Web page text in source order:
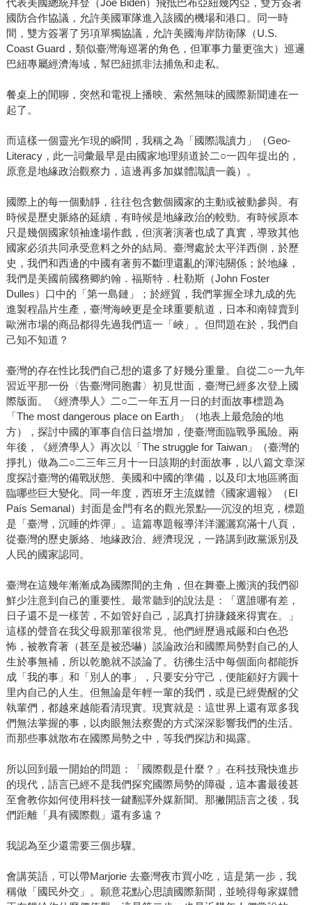
代表美國總統拜登（Joe Biden）飛抵巴布亞紐幾內亞，雙方簽署
國防合作協議，允許美國軍隊進入該國的機場和港口。同一時
間，雙方簽署了另項單獨協議，允許美國海岸防衛隊（U.S.
Coast Guard，類似臺灣海巡署的角色，但軍事力量更強大）巡邏
巴紐專屬經濟海域，幫巴紐抓非法捕魚和走私。
餐桌上的閒聊，突然和電視上播映、索然無味的國際新聞連在一
起了。
而這樣一個靈光乍現的瞬間，我稱之為「國際識讀力」（Geo-
Literacy，此一詞彙最早是由國家地理頻道於二○一四年提出的，
原意是地緣政治觀察力，這邊再多加媒體識讀一義）。
國際上的每一個動靜，往往包含數個國家的主動或被動參與。有
時候是歷史脈絡的延續，有時候是地緣政治的較勁。有時候原本
只是幾個國家領袖逢場作戲，但演著演著也成了真實，導致其他
國家必須共同承受意料之外的結局。臺灣處於太平洋西側，於歷
史，我們和西邊的中國有著剪不斷理還亂的渾沌關係；於地緣，
我們是美國前國務卿約翰．福斯特．杜勒斯（John Foster
Dulles）口中的「第一島鏈」；於經貿，我們掌握全球九成的先
進製程晶片生產，臺灣海峽更是全球重要航道，日本和南韓賣到
歐洲市場的商品都得先過我們這一「峽」。但問題在於，我們自
己知不知道？
臺灣的存在性比我們自己想的還多了好幾分重量。自從二○一九年
習近平那一份〈告臺灣同胞書〉初見世面，臺灣已經多次登上國
際版面。《經濟學人》二○二一年五月一日的封面故事標題為
「The most dangerous place on Earth」（地表上最危險的地
方），探討中國的軍事自信日益增加，使臺灣面臨戰爭風險。兩
年後，《經濟學人》再次以「The struggle for Taiwan」（臺灣的
掙扎）做為二○二三年三月十一日該期的封面故事，以八篇文章深
度探討臺灣的備戰狀態、美國和中國的準備，以及印太地區將面
臨哪些巨大變化。同一年度，西班牙主流媒體《國家週報》（El
País Semanal）封面是金門有名的觀光景點──沉沒的坦克，標題
是「臺灣，沉睡的炸彈」。這篇專題報導洋洋灑灑寫滿十八頁，
從臺灣的歷史脈絡、地緣政治、經濟現況，一路講到政黨派別及
人民的國家認同。
臺灣在這幾年漸漸成為國際間的主角，但在舞臺上搬演的我們卻
鮮少注意到自己的重要性。最常聽到的說法是：「選誰哪有差，
日子還不是一樣苦，不如管好自己，認真打拚賺錢來得實在。」
這樣的聲音在我父母親那輩很常見。他們經歷過戒嚴和白色恐
怖，被教育著（甚至是被恐嚇）談論政治和國際局勢對自己的人
生於事無補，所以乾脆就不談論了。彷彿生活中每個面向都能拆
成「我的事」和「別人的事」，只要安分守己，便能顧好方圓十
里內自己的人生。但無論是年輕一輩的我們，或是已經覺醒的父
執輩們，都越來越能看清現實。現實就是：這世界上還有眾多我
們無法掌握的事，以肉眼無法察覺的方式深深影響我們的生活。
而那些事就散布在國際局勢之中，等我們探訪和揭露。
所以回到最一開始的問題：「國際觀是什麼？」在科技飛快進步
的現代，語言已經不是我們探究國際局勢的障礙，這本書最後甚
至會教你如何使用科技一鍵翻譯外媒新聞。那撇開語言之後，我
們距離「具有國際觀」還有多遠？
我認為至少還需要三個步驟。
會講英語，可以帶Marjorie 去臺灣夜市買小吃，這是第一步，我
稱做「國民外交」。願意花點心思讀國際新聞，並曉得每家媒體